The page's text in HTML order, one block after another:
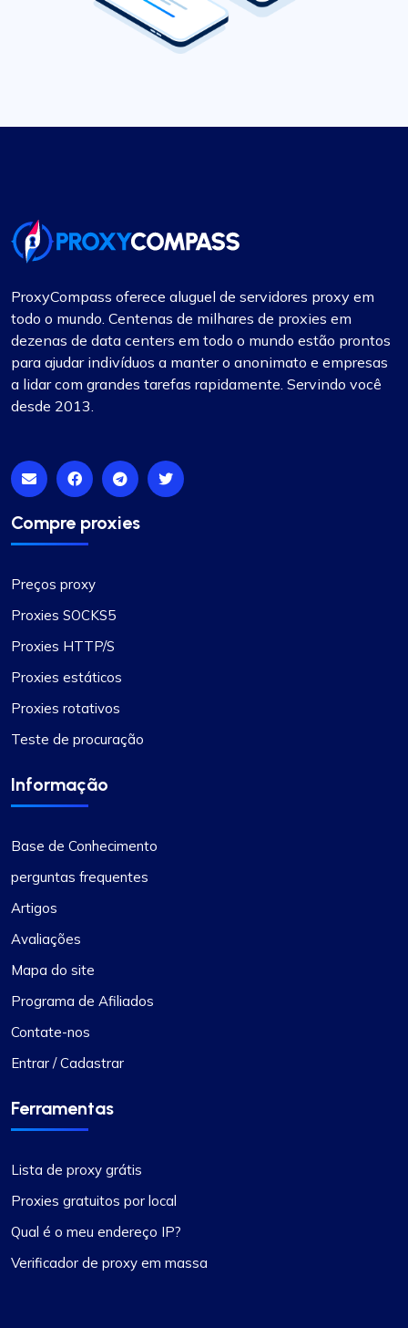
ProxyCompass oferece aluguel de servidores proxy em
todo o mundo. Centenas de milhares de proxies em
dezenas de data centers em todo o mundo estão prontos
para ajudar indivíduos a manter o anonimato e empresas
a lidar com grandes tarefas rapidamente. Servindo você
desde 2013.
Compre proxies
Preços proxy
Proxies SOCKS5
Proxies HTTP/S
Proxies estáticos
Proxies rotativos
Teste de procuração
Informação
Base de Conhecimento
perguntas frequentes
Artigos
Avaliações
Mapa do site
Programa de Afiliados
Contate-nos
Entrar / Cadastrar
Ferramentas
Lista de proxy grátis
Proxies gratuitos por local
Qual é o meu endereço IP?
Verificador de proxy em massa